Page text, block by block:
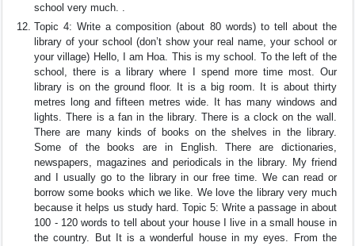
school very much. .
Topic 4: Write a composition (about 80 words) to tell about the
library of your school (don’t show your real name, your school or
your village) Hello, I am Hoa. This is my school. To the left of the
school, there is a library where I spend more time most. Our
library is on the ground floor. It is a big room. It is about thirty
metres long and fifteen metres wide. It has many windows and
lights. There is a fan in the library. There is a clock on the wall.
There are many kinds of books on the shelves in the library.
Some of the books are in English. There are dictionaries,
newspapers, magazines and periodicals in the library. My friend
and I usually go to the library in our free time. We can read or
borrow some books which we like. We love the library very much
because it helps us study hard. Topic 5: Write a passage in about
100 - 120 words to tell about your house I live in a small house in
the country. But It is a wonderful house in my eyes. From the